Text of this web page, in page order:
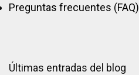
Preguntas frecuentes (FAQ)
Últimas entradas del blog